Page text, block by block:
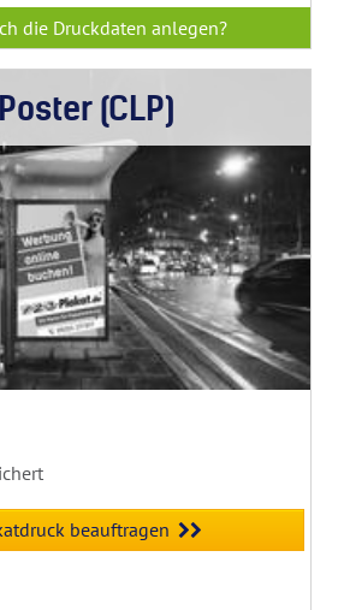
die Druckdaten anlegen?
(CLP)
beauftragen